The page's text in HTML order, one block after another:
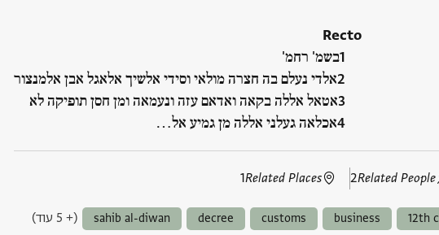
Recto
בשמ' רחמ'
אלדי נעלם בה חצרה מולאי וסידי אלשיך אלאגל אבן אלמנצור
אטאל אללה בקאה ואדאם עזה ונעמאה ומן חסן תופיקה לא
אכלאה געלני אללה מן גמיע אל‮…
Related People
2
Related Places
1
12th c
business
customs
decree
sahib al-diwan (+ 5 עוד)